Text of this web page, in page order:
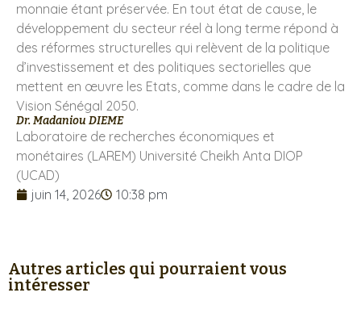
monnaie étant préservée. En tout état de cause, le
développement du secteur réel à long terme répond à
des réformes structurelles qui relèvent de la politique
d’investissement et des politiques sectorielles que
mettent en œuvre les Etats, comme dans le cadre de la
Vision Sénégal 2050.
Dr. Madaniou DIEME
Laboratoire de recherches économiques et
monétaires (LAREM) Université Cheikh Anta DIOP
(UCAD)
juin 14, 2026
10:38 pm
Autres articles qui pourraient vous
intéresser